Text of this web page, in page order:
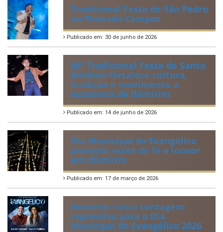
Tradicional Festa de São Pedro
no Povoado Campos
Publicado em: 30 de junho de 2026
88ª Tradicional Festa de Santo
Antônio fortalece cultura,
tradição e movimenta a
economia de Ibimirim
Publicado em: 14 de junho de 2026
Dia Municipal do Evangélico
promete noite de fé e louvor
em Ibimirim
Publicado em: 17 de março de 2026
Ibimirim inicia contagem
regressiva para o Dia
Municipal do Evangélico 2026